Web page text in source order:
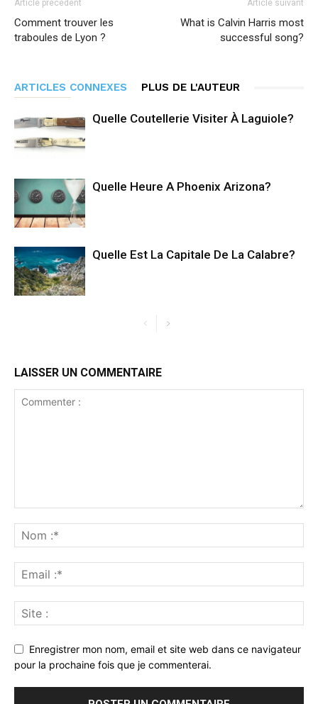
Article précédent
Comment trouver les
traboules de Lyon ?
Article suivant
What is Calvin Harris most
successful song?
ARTICLES CONNEXES PLUS DE L'AUTEUR
Quelle Coutellerie Visiter À Laguiole?
Quelle Heure A Phoenix Arizona?
Quelle Est La Capitale De La Calabre?
LAISSER UN COMMENTAIRE
Enregistrer mon nom, email et site web dans ce navigateur
pour la prochaine fois que je commenterai.